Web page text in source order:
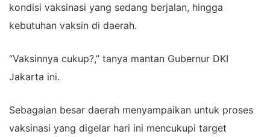
kondisi vaksinasi yang sedang berjalan, hingga
kebutuhan vaksin di daerah.
“Vaksinnya cukup?,” tanya mantan Gubernur DKI
Jakarta ini.
Sebagaian besar daerah menyampaikan untuk proses
vaksinasi yang digelar hari ini mencukupi target